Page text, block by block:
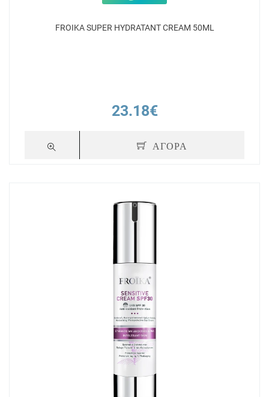
FROIKA SUPER HYDRATANT CREAM 50ML
23.18€
ΑΓΟΡΑ